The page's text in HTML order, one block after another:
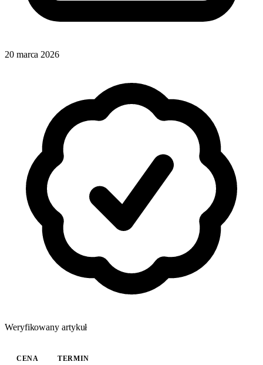
20 marca 2026
Weryfikowany artykuł
CENA TERMIN